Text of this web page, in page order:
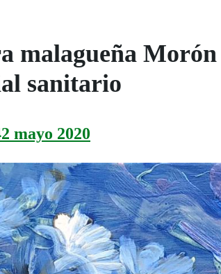
malagueña Morón
sanitario
mayo 2020